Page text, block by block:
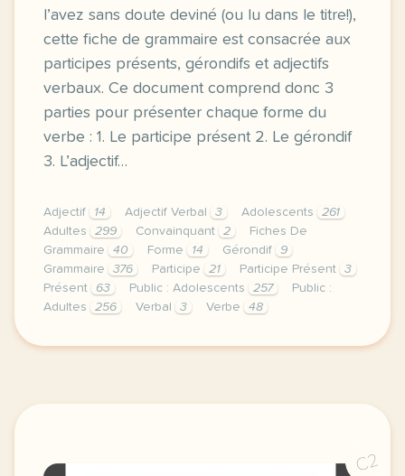
l’avez sans doute deviné (ou lu dans le titre!),
cette fiche de grammaire est consacrée aux
participes présents, gérondifs et adjectifs
verbaux. Ce document comprend donc 3
parties pour présenter chaque forme du
verbe : 1. Le participe présent 2. Le gérondif
3. L’adjectif…
Adjectif 14 Adjectif Verbal 3 Adolescents
261
Adultes
299 Convainquant 2
Fiches De
Grammaire
40 Forme 14 Gérondif
9
Grammaire
376 Participe 21 Participe Présent
3
Présent
63 Public : Adolescents 257
Public :
Adultes
256 Verbal 3 Verbe 48
en convainquant convainquant et convaincant
C2